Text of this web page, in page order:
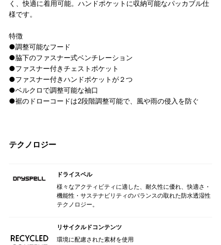
く、快適に着用可能。ハンドポケットに収納可能なパッカブル仕
様です。
特徴
●調整可能なフード
●脇下のファスナー式ベンチレーション
●ファスナー付きチェストポケット
●ファスナー付きハンドポケットが２つ
●ベルクロで調整可能な袖口
●裾のドローコードは2段階調整可能で、風や雨の侵入を防ぐ
テクノロジー
ドライスペル
様々なアクティビティに適した、耐久性に優れ、快適さ・
機能性・サステナビリティのバランスの取れた防水透湿性
テクノロジー。
リサイクルドコンテンツ
環境に配慮された素材を使用